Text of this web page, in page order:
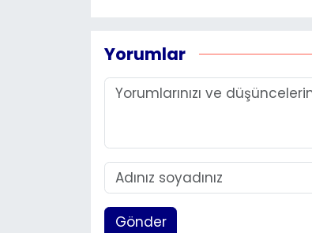
Yorumlar
Gönder